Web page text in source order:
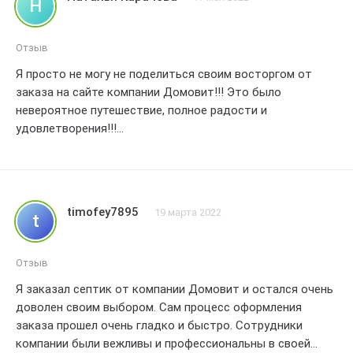
Н
Отзыв
Я просто не могу не поделиться своим восторгом от
заказа на сайте компании Домовит!!! Это было
невероятное путешествие, полное радости и
удовлетворения!!!
выбрать идеальный септик для моего дома. Я
чувствовала, что моя потребность и удовлетворение
клиента для них были на первом месте.
Домовит действительно на высоком уровне, и я уверена,
что она прослужит мне долгие годы. Больше никаких
проблем с канализацией!!!
Но самое главное – это отношение к клиентам. Я
t timofey7895 19 марта 2022
Отзыв
Я заказал септик от компании Домовит и остался очень
доволен своим выбором. Сам процесс оформления
заказа прошел очень гладко и быстро. Сотрудники
компании были вежливы и профессиональны в своей